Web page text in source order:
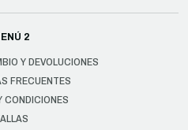
2
Y DEVOLUCIONES
FRECUENTES
CONDICIONES